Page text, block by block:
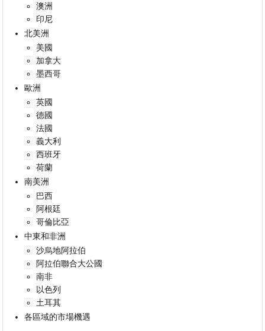
澳洲
印尼
北美洲
美國
加拿大
墨西哥
歐洲
英國
德國
法國
義大利
西班牙
荷蘭
南美洲
巴西
阿根廷
哥倫比亞
中東和非洲
沙烏地阿拉伯
阿拉伯聯合大公國
南非
以色列
土耳其
各區域的市場機遇